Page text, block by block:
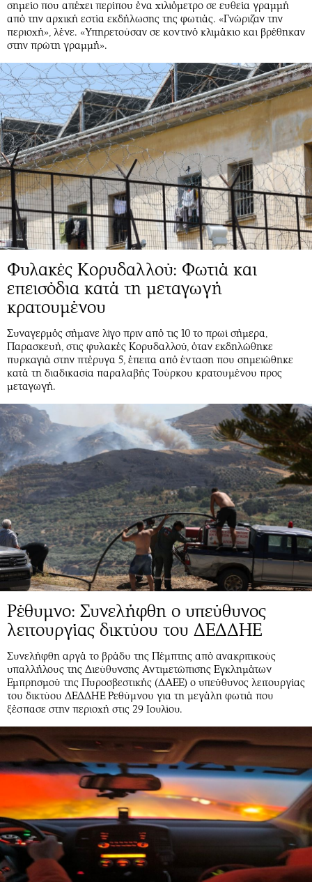
σημείο που απέχει περίπου ένα χιλιόμετρο σε ευθεία γραμμή
από την αρχική εστία εκδήλωσης της φωτιάς. «Γνώριζαν την
περιοχή», λένε. «Υπηρετούσαν σε κοντινό κλιμάκιο και βρέθηκαν
στην πρώτη γραμμή».
Φυλακές Κορυδαλλού: Φωτιά και
επεισόδια κατά τη μεταγωγή
κρατουμένου
Συναγερμός σήμανε λίγο πριν από τις 10 το πρωί σήμερα,
Παρασκευή, στις φυλακές Κορυδαλλού, όταν εκδηλώθηκε
πυρκαγιά στην πτέρυγα 5, έπειτα από ένταση που σημειώθηκε
κατά τη διαδικασία παραλαβής Τούρκου κρατουμένου προς
μεταγωγή.
Ρέθυμνο: Συνελήφθη ο υπεύθυνος
λειτουργίας δικτύου του ΔΕΔΔΗΕ
Συνελήφθη αργά το βράδυ της Πέμπτης από ανακριτικούς
υπαλλήλους της Διεύθυνσης Αντιμετώπισης Εγκλημάτων
Εμπρησμού της Πυροσβεστικής (ΔΑΕΕ) ο υπεύθυνος λειτουργίας
του δικτύου ΔΕΔΔΗΕ Ρεθύμνου για τη μεγάλη φωτιά που
ξέσπασε στην περιοχή στις 29 Ιουλίου.